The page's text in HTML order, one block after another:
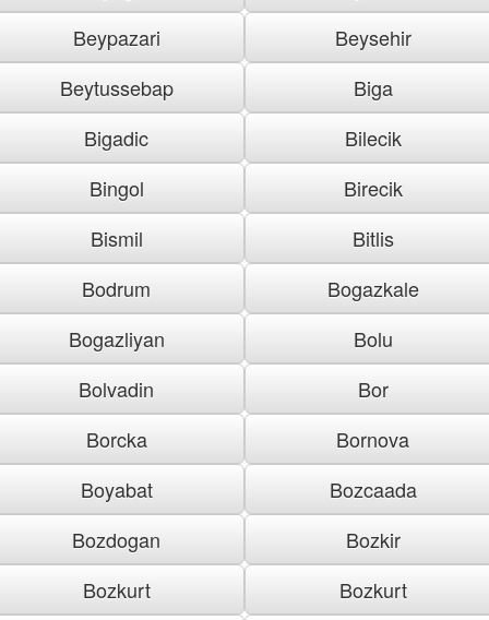
Beypazari
Beysehir
Beytussebap
Biga
Bigadic
Bilecik
Bingol
Birecik
Bismil
Bitlis
Bodrum
Bogazkale
Bogazliyan
Bolu
Bolvadin
Bor
Borcka
Bornova
Boyabat
Bozcaada
Bozdogan
Bozkir
Bozkurt
Bozkurt